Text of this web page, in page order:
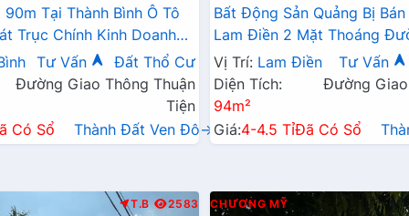
Tại Thành Bình Ô Tô
Trục Chính Kinh Doanh
Tư Vấn
Đất Thổ Cư
Đường Giao Thông Thuận
Tiện
Có Sổ Thành Đất Ven Đô→
Bất Động Sản Quảng Bị
Lam Điền 2 Mặt Thoáng
Tránh Sát Trục Chính Kinh
Vị Trí: Lam Điền Tư Vấn
Diện Tích:
94m²
Đường
Giá:4-4.5 TỉĐã Có Sổ
T.B 2583 CHƯƠNG MỸ